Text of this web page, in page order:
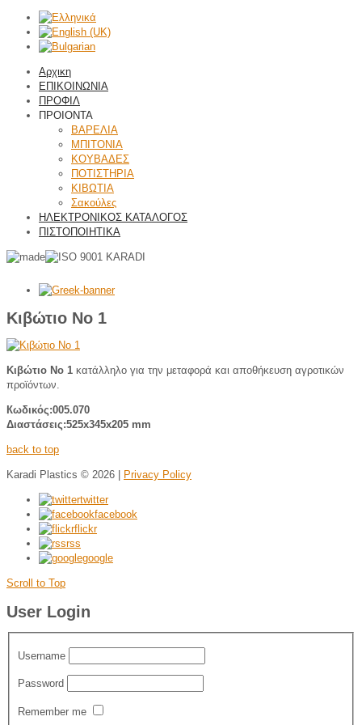
Αρχικη
ΕΠΙΚΟΙΝΩΝΙΑ
ΠΡΟΦΙΛ
ΠΡΟΙΟΝΤΑ
ΒΑΡΕΛΙΑ
ΜΠΙΤΟΝΙΑ
ΚΟΥΒΑΔΕΣ
ΠΟΤΙΣΤΗΡΙΑ
ΚΙΒΩΤΙΑ
Σακούλες
ΗΛΕΚΤΡΟΝΙΚΟΣ ΚΑΤΑΛΟΓΟΣ
ΠΙΣΤΟΠΟΙΗΤΙΚΑ
Κιβώτιο Νο 1
Κιβώτιο Νο 1 κατάλληλο για την μεταφορά και αποθήκευση αγροτικών
προϊόντων.
Кωδικός:005.070
Διαστάσεις:525x345x205 mm
back to top
Karadi Plastics © 2026 | Privacy Policy
twitter
facebook
flickr
rss
google
Scroll to Top
User Login
Username
Password
Remember me